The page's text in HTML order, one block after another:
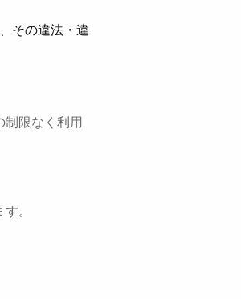
その違法・違
制限なく利用
。